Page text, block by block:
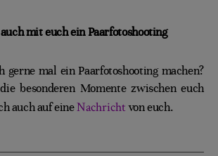
mit euch ein Paarfotoshooting
gerne mal ein Paarfotoshooting machen?
besonderen Momente zwischen euch
auch auf eineNachrichtvon euch.